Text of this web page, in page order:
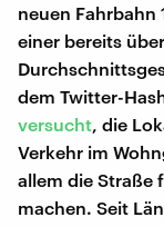
neuen Fahrbahn
einer bereits
dem Twitter-
versucht , die
Verkehr im
allem die Straße
machen. Seit